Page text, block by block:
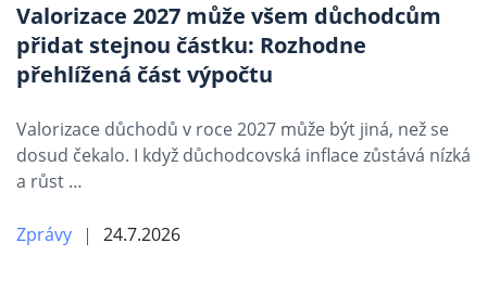
Valorizace 2027 může všem důchodcům
přidat stejnou částku: Rozhodne
přehlížená část výpočtu
Valorizace důchodů v roce 2027 může být jiná, než se
dosud čekalo. I když důchodcovská inflace zůstává nízká
a růst …
Zprávy 24.7.2026